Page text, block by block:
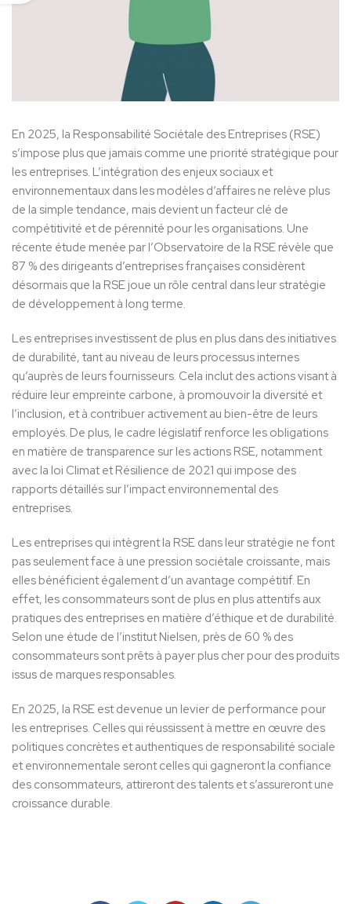
En 2025, la Responsabilité Sociétale des Entreprises (RSE)
s’impose plus que jamais comme une priorité stratégique pour
les entreprises. L’intégration des enjeux sociaux et
environnementaux dans les modèles d’affaires ne relève plus
de la simple tendance, mais devient un facteur clé de
compétitivité et de pérennité pour les organisations. Une
récente étude menée par l’Observatoire de la RSE révèle que
87 % des dirigeants d’entreprises françaises considèrent
désormais que la RSE joue un rôle central dans leur stratégie
de développement à long terme.
Les entreprises investissent de plus en plus dans des initiatives
de durabilité, tant au niveau de leurs processus internes
qu’auprès de leurs fournisseurs. Cela inclut des actions visant à
réduire leur empreinte carbone, à promouvoir la diversité et
l’inclusion, et à contribuer activement au bien-être de leurs
employés. De plus, le cadre législatif renforce les obligations
en matière de transparence sur les actions RSE, notamment
avec la loi Climat et Résilience de 2021 qui impose des
rapports détaillés sur l’impact environnemental des
entreprises.
Les entreprises qui intègrent la RSE dans leur stratégie ne font
pas seulement face à une pression sociétale croissante, mais
elles bénéficient également d’un avantage compétitif. En
effet, les consommateurs sont de plus en plus attentifs aux
pratiques des entreprises en matière d’éthique et de durabilité.
Selon une étude de l’institut Nielsen, près de 60 % des
consommateurs sont prêts à payer plus cher pour des produits
issus de marques responsables.
En 2025, la RSE est devenue un levier de performance pour
les entreprises. Celles qui réussissent à mettre en œuvre des
politiques concrètes et authentiques de responsabilité sociale
et environnementale seront celles qui gagneront la confiance
des consommateurs, attireront des talents et s’assureront une
croissance durable.